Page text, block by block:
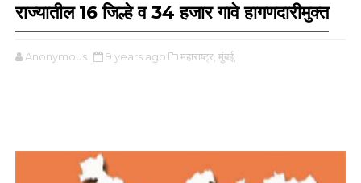
राज्यातील 16 जिल्हे व 34 हजार गावे हागणदारीमुक्त
Anonymous 9 years ago महाराष्ट्र, मुंबई,